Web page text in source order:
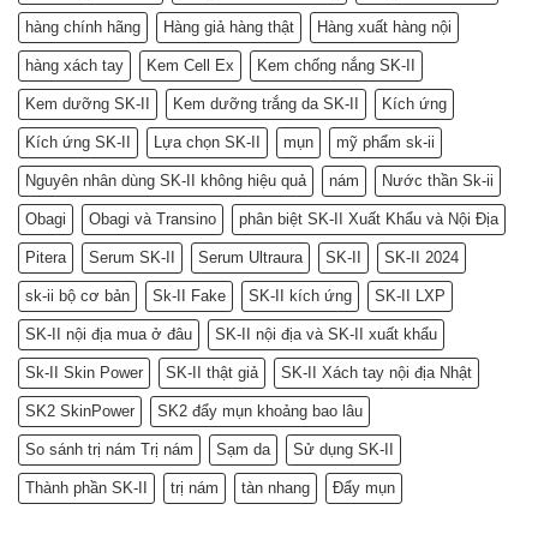
hàng chính hãng Hàng giả hàng thật Hàng xuất hàng nội
hàng xách tay Kem Cell Ex Kem chống nắng SK-II
Kem dưỡng SK-II Kem dưỡng trắng da SK-II Kích ứng
Kích ứng SK-II Lựa chọn SK-II mụn mỹ phẩm sk-ii
Nguyên nhân dùng SK-II không hiệu quả nám Nước thần Sk-ii
Obagi Obagi và Transino phân biệt SK-II Xuất Khẩu và Nội Địa
Pitera Serum SK-II Serum Ultraura SK-II SK-II 2024
sk-ii bộ cơ bản Sk-II Fake SK-II kích ứng SK-II LXP
SK-II nội địa mua ở đâu SK-II nội địa và SK-II xuất khẩu
Sk-II Skin Power SK-II thật giả SK-II Xách tay nội địa Nhật
SK2 SkinPower SK2 đẩy mụn khoảng bao lâu
So sánh trị nám Trị nám Sạm da Sử dụng SK-II
Thành phần SK-II trị nám tàn nhang Đẩy mụn